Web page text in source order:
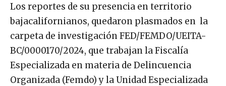
Los reportes de su presencia en territorio
bajacalifornianos, quedaron plasmados en la
carpeta de investigación FED/FEMDO/UEITA-
BC/0000170/2024, que trabajan la Fiscalía
Especializada en materia de Delincuencia
Organizada (Femdo) y la Unidad Especializada